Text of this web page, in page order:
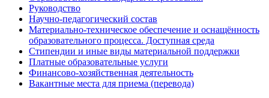
Руководство
Научно-педагогический состав
Материально-техническое обеспечение и оснащённость
образовательного процесса. Доступная среда
Стипендии и иные виды материальной поддержки
Платные образовательные услуги
Финансово-хозяйственная деятельность
Вакантные места для приема (перевода)